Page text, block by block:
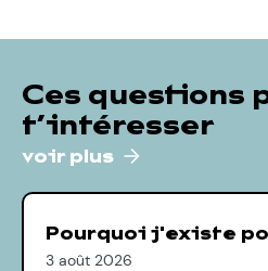
Ces questions
t’intéresser
voir plus
Pourquoi j'existe
3 août 2026